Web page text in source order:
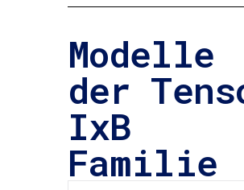
Modelle
der
IxB
Familie